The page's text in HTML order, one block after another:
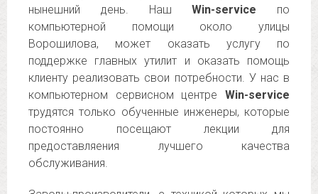
нынешний день. НашWin-service по
компьютерной помощи около улицы
Ворошилова, может оказать услугу по
поддержке главных утилит и оказать помощь
клиенту реализовать свои потребности. У нас в
компьютерном сервисном центре Win-service
трудятся только обученные инженеры, которые
постоянно посещают лекции для
предоставляения лучшего качества
обслуживания.